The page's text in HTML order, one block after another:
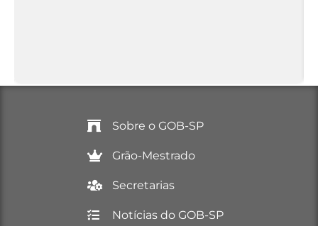
Sobre o GOB-SP
Grão-Mestrado
Secretarias
Notícias do GOB-SP